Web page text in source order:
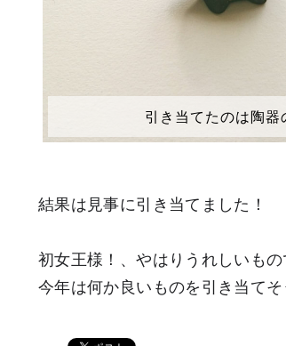
引き当てたのは陶器
結果は見事に引き当てました！
初女王様！、やはりうれしいもの
今年は何か良いものを引き当てそ